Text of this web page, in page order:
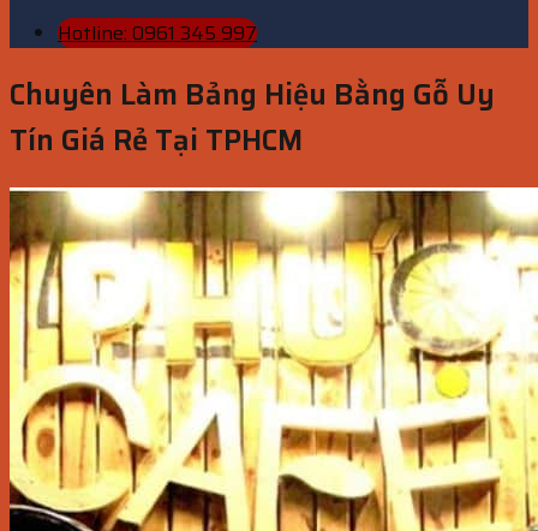
Hotline: 0961 345 997
Chuyên Làm Bảng Hiệu Bằng Gỗ Uy
Tín Giá Rẻ Tại TPHCM